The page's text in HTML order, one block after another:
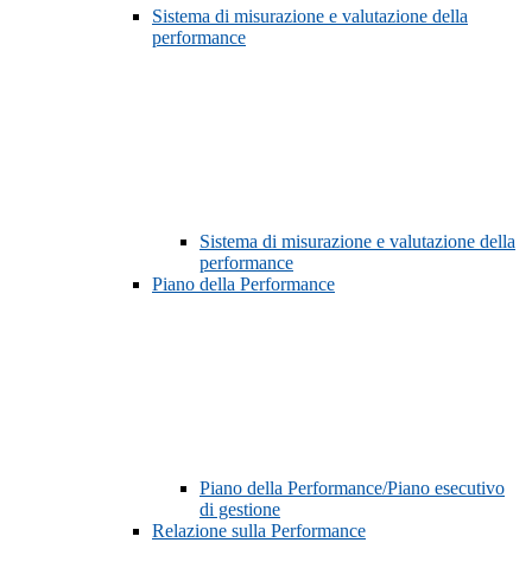
Sistema di misurazione e valutazione della
performance
Sistema di misurazione e valutazione della
performance
Piano della Performance
Piano della Performance/Piano esecutivo
di gestione
Relazione sulla Performance